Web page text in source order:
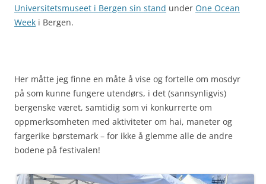
Universitetsmuseet i Bergen sin stand under One Ocean
Week i Bergen.
Her måtte jeg finne en måte å vise og fortelle om mosdyr
på som kunne fungere utendørs, i det (sannsynligvis)
bergenske været, samtidig som vi konkurrerte om
oppmerksomheten med aktiviteter om hai, maneter og
fargerike børstemark – for ikke å glemme alle de andre
bodene på festivalen!